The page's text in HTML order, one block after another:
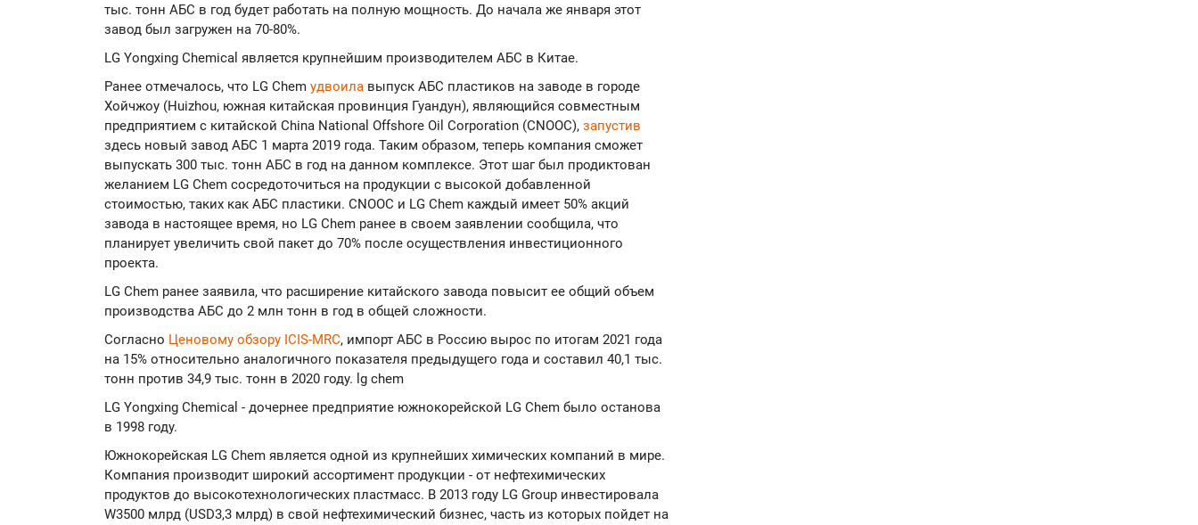
тыс. тонн АБС в год будет работать на полную мощность. До начала же января этот
завод был загружен на 70-80%.
LG Yongxing Chemical является крупнейшим производителем АБС в Китае.
Ранее отмечалось, что LG Chem удвоила выпуск АБС пластиков на заводе в городе
Хойчжоу (Huizhou, южная китайская провинция Гуандун), являющийся совместным
предприятием с китайской China National Offshore Oil Corporation (CNOOC), запустив
здесь новый завод АБС 1 марта 2019 года. Таким образом, теперь компания сможет
выпускать 300 тыс. тонн АБС в год на данном комплексе. Этот шаг был продиктован
желанием LG Chem сосредоточиться на продукции с высокой добавленной
стоимостью, таких как АБС пластики. CNOOC и LG Chem каждый имеет 50% акций
завода в настоящее время, но LG Chem ранее в своем заявлении сообщила, что
планирует увеличить свой пакет до 70% после осуществления инвестиционного
проекта.
LG Chem ранее заявила, что расширение китайского завода повысит ее общий объем
производства АБС до 2 млн тонн в год в общей сложности.
Согласно Ценовому обзору ICIS-MRC, импорт АБС в Россию вырос по итогам 2021 года
на 15% относительно аналогичного показателя предыдущего года и составил 40,1 тыс.
тонн против 34,9 тыс. тонн в 2020 году. lg chem
LG Yongxing Chemical - дочернее предприятие южнокорейской LG Chem было останова
в 1998 году.
Южнокорейская LG Chem является одной из крупнейших химических компаний в мире.
Компания производит широкий ассортимент продукции - от нефтехимических
продуктов до высокотехнологических пластмасс. В 2013 году LG Group инвестировала
W3500 млрд (USD3,3 млрд) в свой нефтехимический бизнес, часть из которых пойдет на